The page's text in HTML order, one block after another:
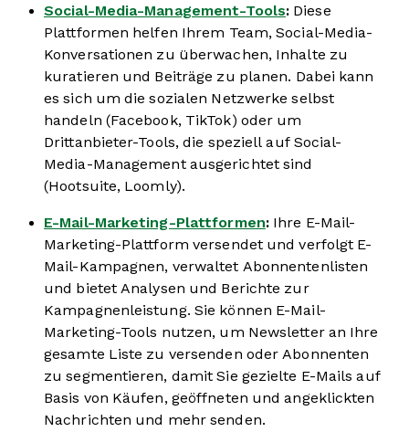
Social-Media-Management-Tools: Diese
Plattformen helfen Ihrem Team, Social-Media-
Konversationen zu überwachen, Inhalte zu
kuratieren und Beiträge zu planen. Dabei kann
es sich um die sozialen Netzwerke selbst
handeln (Facebook, TikTok) oder um
Drittanbieter-Tools, die speziell auf Social-
Media-Management ausgerichtet sind
(Hootsuite, Loomly).
E-Mail-Marketing-Plattformen:Ihre E-Mail-
Marketing-Plattform versendet und verfolgt E-
Mail-Kampagnen, verwaltet Abonnentenlisten
und bietet Analysen und Berichte zur
Kampagnenleistung. Sie können E-Mail-
Marketing-Tools nutzen, um Newsletter an Ihre
gesamte Liste zu versenden oder Abonnenten
zu segmentieren, damit Sie gezielte E-Mails auf
Basis von Käufen, geöffneten und angeklickten
Nachrichten und mehr senden.